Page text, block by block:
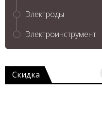
Электроды
Электроинструмент
Скидка